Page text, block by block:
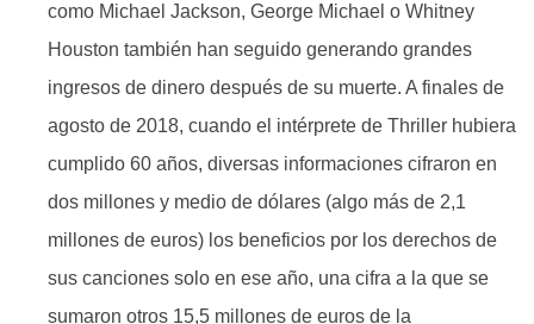
como Michael Jackson, George Michael o Whitney
Houston también han seguido generando grandes
ingresos de dinero después de su muerte. A finales de
agosto de 2018, cuando el intérprete de Thriller hubiera
cumplido 60 años, diversas informaciones cifraron en
dos millones y medio de dólares (algo más de 2,1
millones de euros) los beneficios por los derechos de
sus canciones solo en ese año, una cifra a la que se
sumaron otros 15,5 millones de euros de la